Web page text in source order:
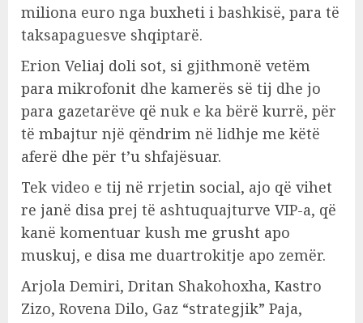
miliona euro nga buxheti i bashkisë, para të
taksapaguesve shqiptarë.
Erion Veliaj doli sot, si gjithmonë vetëm
para mikrofonit dhe kamerës së tij dhe jo
para gazetarëve që nuk e ka bërë kurrë, për
të mbajtur një qëndrim në lidhje me këtë
aferë dhe për t’u shfajësuar.
Tek video e tij në rrjetin social, ajo që vihet
re janë disa prej të ashtuquajturve VIP-a, që
kanë komentuar kush me grusht apo
muskuj, e disa me duartrokitje apo zemër.
Arjola Demiri, Dritan Shakohoxha, Kastro
Zizo, Rovena Dilo, Gaz “strategjik” Paja,